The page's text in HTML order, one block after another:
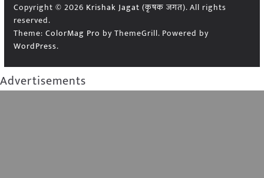
Copyright © 2026 Krishak Jagat (कृषक जगत). All rights
reserved.
Theme: ColorMag Pro by ThemeGrill. Powered by
WordPress.
Advertisements